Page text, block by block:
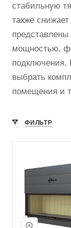
стабильную
также
мощностью,
подключения.
выбрать
помещения и
ФИЛЬТР